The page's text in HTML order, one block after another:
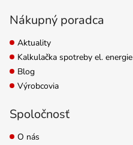
Nákupný poradca
Aktuality
Kalkulačka spotreby el. energie
Blog
Výrobcovia
Spoločnosť
O nás